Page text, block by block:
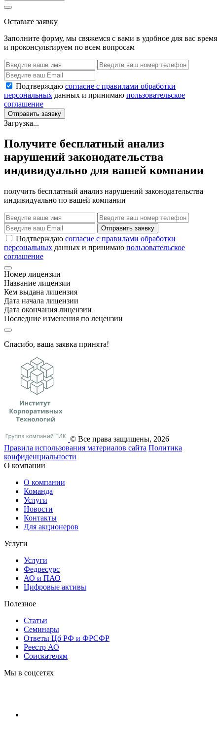
Оставьте заявку
Заполните форму, мы свяжемся с вами в удобное для вас время
и проконсультируем по всем вопросам
Подтверждаю согласие с правилами обработки
персональных данных и принимаю пользовательское
соглашение
Отправить заявку
Загрузка...
Получите бесплатный анализ
нарушений законодательства
индивидуально для вашей компании
получить бесплатный анализ нарушений законодательства
индивидуально по вашей компании
Отправить заявку
Подтверждаю согласие с правилами обработки
персональных данных и принимаю пользовательское
соглашение
Номер лицензии
Название лицензии
Кем выдана лицензия
Дата начала лицензии
Дата окончания лицензии
Последние изменения по лецензии
Спасибо, ваша заявка принята!
© Все права защищены, 2026
Правила использования материалов сайта Политика
конфиденциальности
О компании
О компании
Команда
Услуги
Новости
Контакты
Для акционеров
Услуги
Услуги
Федресурс
АО и ПАО
Цифровые активы
Полезное
Статьи
Cеминары
Ответы Цб РФ и ФРСФР
Реестр АО
Соискателям
Мы в соцсетях